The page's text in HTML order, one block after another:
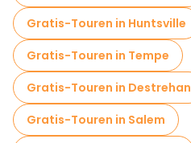
Gratis-Touren in Huntsville
Gratis-Touren in Tempe
Gratis-Touren in Destrehan
Gratis-Touren in Salem